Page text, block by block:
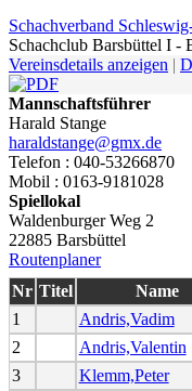
Schachverband
Schachclub Barsbüttel I -
Vereinsdetails anzeigen |
Mannschaftsführer
Harald Stange
haraldstange@gmx.de
Telefon : 040-53266870
Mobil : 0163-9181028
Spiellokal
Waldenburger Weg 2
22885 Barsbüttel
Routenplaner
Nr Titel Name
1
Andris,Vadim
2
Andris,Valentin
3
Klemm,Peter